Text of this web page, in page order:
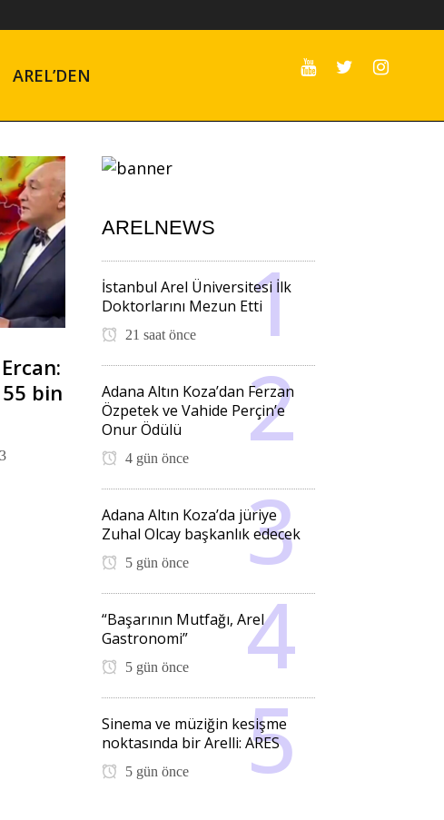
AREL’DEN
bin
ARELNEWS
İstanbul Arel Üniversitesi İlk
Doktorlarını Mezun Etti
21 saat önce
Adana Altın Koza’dan Ferzan
Özpetek ve Vahide Perçin’e
Onur Ödülü
4 gün önce
Adana Altın Koza’da jüriye
Zuhal Olcay başkanlık edecek
5 gün önce
“Başarının Mutfağı, Arel
Gastronomi”
5 gün önce
Sinema ve müziğin kesişme
noktasında bir Arelli: ARES
5 gün önce